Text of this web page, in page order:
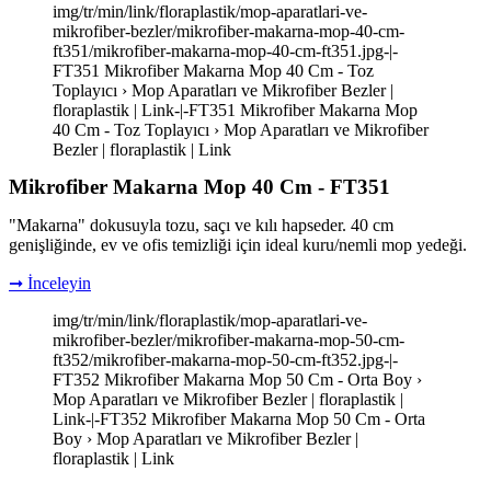
img/tr/min/link/floraplastik/mop-aparatlari-ve-
mikrofiber-bezler/mikrofiber-makarna-mop-40-cm-
ft351/mikrofiber-makarna-mop-40-cm-ft351.jpg-|-
FT351 Mikrofiber Makarna Mop 40 Cm - Toz
Toplayıcı › Mop Aparatları ve Mikrofiber Bezler |
floraplastik | Link-|-FT351 Mikrofiber Makarna Mop
40 Cm - Toz Toplayıcı › Mop Aparatları ve Mikrofiber
Bezler | floraplastik | Link
Mikrofiber Makarna Mop 40 Cm - FT351
"Makarna" dokusuyla tozu, saçı ve kılı hapseder. 40 cm
genişliğinde, ev ve ofis temizliği için ideal kuru/nemli mop yedeği.
➞ İnceleyin
img/tr/min/link/floraplastik/mop-aparatlari-ve-
mikrofiber-bezler/mikrofiber-makarna-mop-50-cm-
ft352/mikrofiber-makarna-mop-50-cm-ft352.jpg-|-
FT352 Mikrofiber Makarna Mop 50 Cm - Orta Boy ›
Mop Aparatları ve Mikrofiber Bezler | floraplastik |
Link-|-FT352 Mikrofiber Makarna Mop 50 Cm - Orta
Boy › Mop Aparatları ve Mikrofiber Bezler |
floraplastik | Link